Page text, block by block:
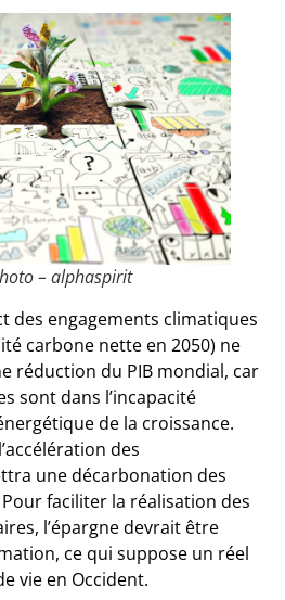
– alphaspirit
des engagements climatiques
carbone nette en 2050) ne
réduction du PIB mondial, car
sont dans l’incapacité
de la croissance.
des
une décarbonation des
faciliter la réalisation des
l’épargne devrait être
ce qui suppose un réel
vie en Occident.